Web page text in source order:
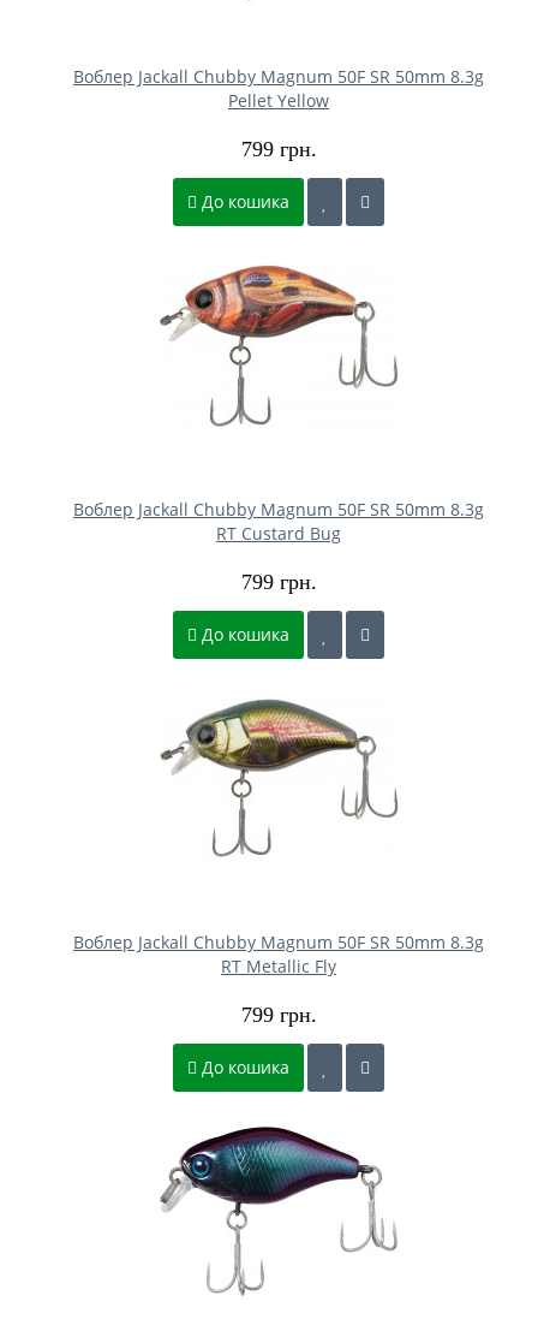
Воблер Jackall Chubby Magnum 50F SR 50mm 8.3g
Pellet Yellow
799 грн.
До кошика
Воблер Jackall Chubby Magnum 50F SR 50mm 8.3g
RT Custard Bug
799 грн.
До кошика
Воблер Jackall Chubby Magnum 50F SR 50mm 8.3g
RT Metallic Fly
799 грн.
До кошика